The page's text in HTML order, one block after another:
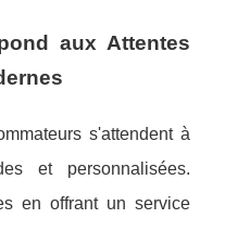
aux Attentes
s'attendent à
et personnalisées.
en offrant un service